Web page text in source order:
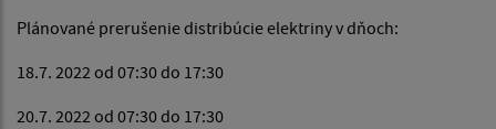
Plánované prerušenie distribúcie elektriny v dňoch:
18.7. 2022 od 07:30 do 17:30
20.7. 2022 od 07:30 do 17:30